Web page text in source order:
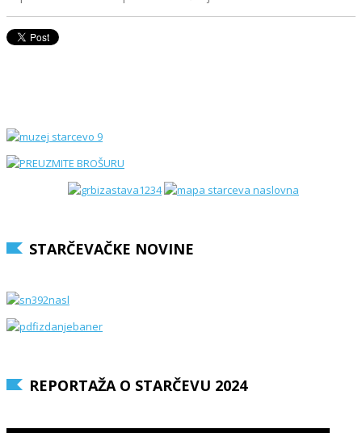
STARČEVAČKE NOVINE
REPORTAŽA O STARČEVU 2024